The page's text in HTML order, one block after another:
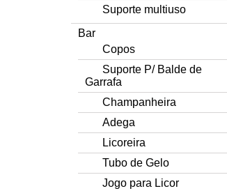
Suporte multiuso
Bar
Copos
Suporte P/ Balde de
Garrafa
Champanheira
Adega
Licoreira
Tubo de Gelo
Jogo para Licor